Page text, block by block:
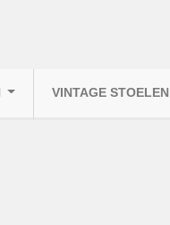
VINTAGE STOELEN